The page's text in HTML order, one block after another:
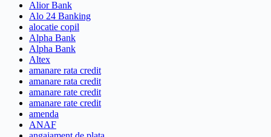
Alior Bank
Alo 24 Banking
alocatie copil
Alpha Bank
Alpha Bank
Altex
amanare rata credit
amanare rata credit
amanare rate credit
amanare rate credit
amenda
ANAF